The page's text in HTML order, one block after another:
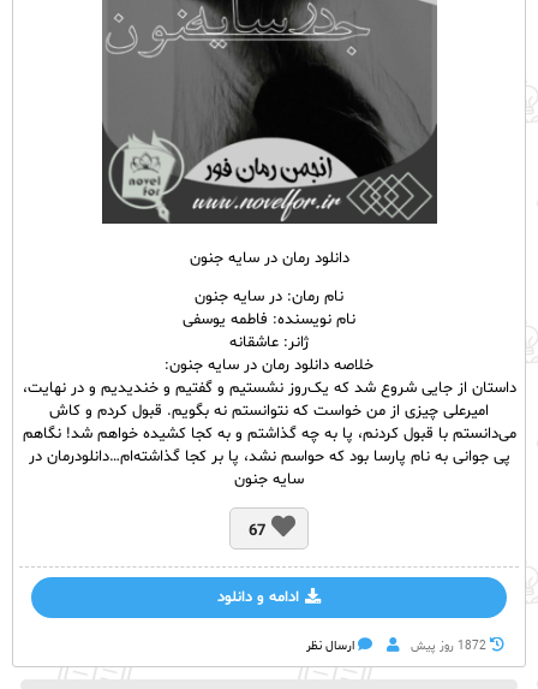
دانلود رمان در سایه جنون
نام رمان: در سایه جنون
نام نویسنده: فاطمه یوسفی
ژانر: عاشقانه
خلاصه دانلود رمان در سایه جنون:
داستان از جایی شروع شد که یک‌روز نشستیم و گفتیم و خندیدیم و در نهایت،
امیرعلی چیزی از من خواست که نتوانستم نه بگویم. قبول کردم و کاش
می‌دانستم با قبول کردنم، پا به چه گذاشتم و به کجا کشیده خواهم شد! نگاهم
پی جوانی به نام پارسا بود که حواسم نشد، پا بر کجا گذاشته‌ام…دانلودرمان در
سایه جنون
67
ادامه و دانلود
1872 روز پيش ارسال نظر